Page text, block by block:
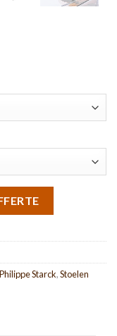
Philippe Starck,Stoelen